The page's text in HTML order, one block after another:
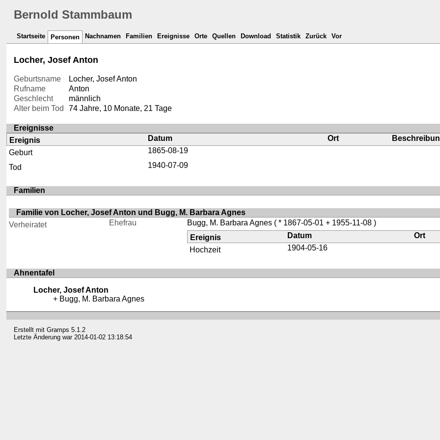
Bernold Stammbaum
Startseite Personen Nachnamen Familien Ereignisse Orte Quellen Download Statistik Zurück Vor
Locher, Josef Anton
Geburtsname
Locher, Josef Anton
Rufname
Anton
Geschlecht
männlich
Alter beim Tod
74 Jahre, 10 Monate, 21 Tage
Ereignisse
Ereignis
Datum Ort
Geburt
1865-08-19
Tod
1940-07-09
Familien
Familie von Locher, Josef Anton und Bugg, M. Barbara Agnes
Verheiratet
Ehefrau Bugg, M. Barbara Agnes( * 1867-05-01 + 1955-11-08 )
Ereignis
Datum Ort
Hochzeit
1904-05-16
Ahnentafel
Locher, Josef Anton
Bugg, M. Barbara Agnes
Erstellt mitGramps 5.1.2
Letzte Änderung war 2014-01-02 13:18:54